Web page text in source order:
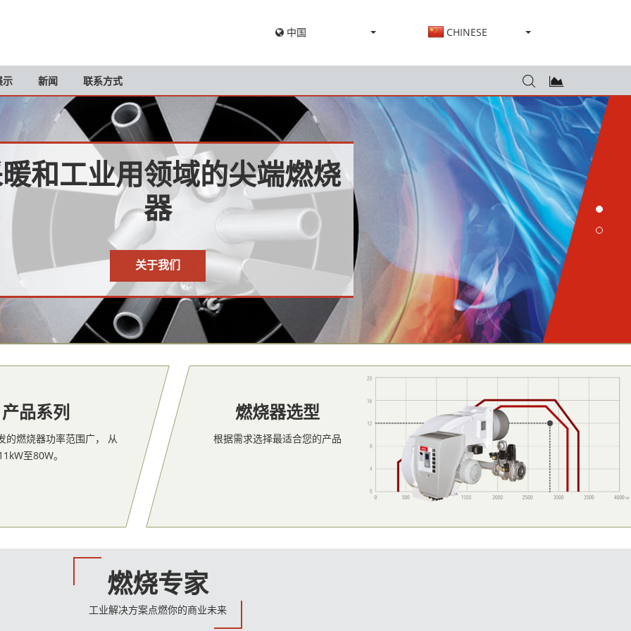
中国 CHINESE
示 新闻 联系方式
和工业用领域的尖端燃烧
器
关于我们
产品系列
的燃烧器功率范围广， 从
至80W。
燃烧器选型
根据需求选择最适合您的产品
燃烧专家
工业解决方案点燃你的商业未来